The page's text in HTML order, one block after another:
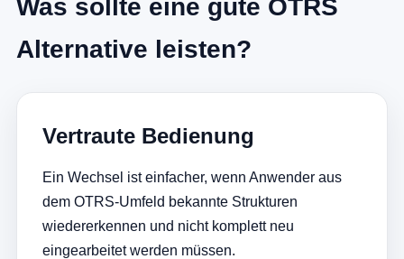
Was sollte eine gute OTRS
Alternative leisten?
Vertraute Bedienung
Ein Wechsel ist einfacher, wenn Anwender aus
dem OTRS-Umfeld bekannte Strukturen
wiedererkennen und nicht komplett neu
eingearbeitet werden müssen.